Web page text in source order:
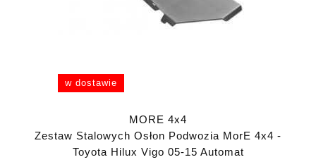
w dostawie
MORE 4x4
Zestaw Stalowych Osłon Podwozia MorE 4x4 -
Toyota Hilux Vigo 05-15 Automat